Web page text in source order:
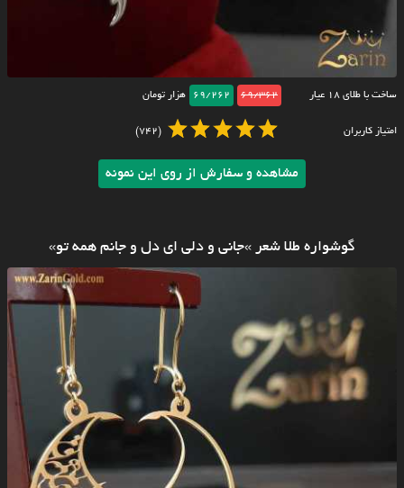
ساخت با طلای ۱۸ عیار 69/362
69/262 هزار تومان
امتیاز کاربران (742)
مشاهده و سفارش از روی این نمونه
گوشواره طلا شعر »جانی و دلی ای دل و جانم همه تو»